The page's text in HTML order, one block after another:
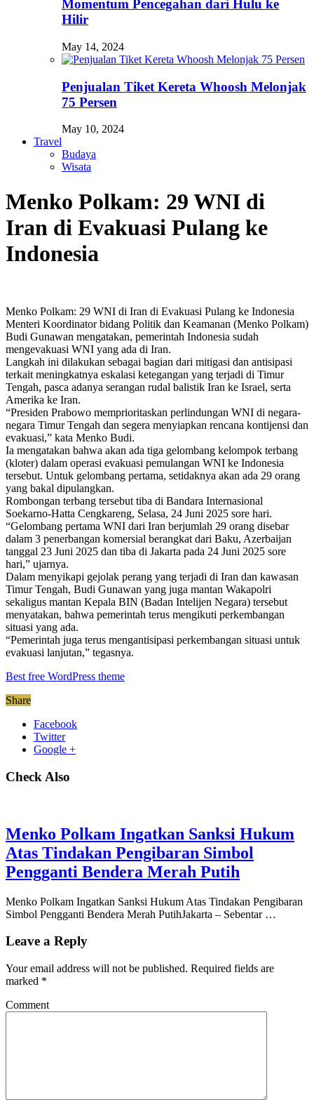
Momentum Pencegahan dari Hulu ke
Hilir
May 14, 2024
Penjualan Tiket Kereta Whoosh Melonjak
75 Persen
May 10, 2024
Travel
Budaya
Wisata
Menko Polkam: 29 WNI di
Iran di Evakuasi Pulang ke
Indonesia
Menko Polkam: 29 WNI di Iran di Evakuasi Pulang ke Indonesia
Menteri Koordinator bidang Politik dan Keamanan (Menko Polkam)
Budi Gunawan mengatakan, pemerintah Indonesia sudah
mengevakuasi WNI yang ada di Iran.
Langkah ini dilakukan sebagai bagian dari mitigasi dan antisipasi
terkait meningkatnya eskalasi ketegangan yang terjadi di Timur
Tengah, pasca adanya serangan rudal balistik Iran ke Israel, serta
Amerika ke Iran.
“Presiden Prabowo memprioritaskan perlindungan WNI di negara-
negara Timur Tengah dan segera menyiapkan rencana kontijensi dan
evakuasi,” kata Menko Budi.
Ia mengatakan bahwa akan ada tiga gelombang kelompok terbang
(kloter) dalam operasi evakuasi pemulangan WNI ke Indonesia
tersebut. Untuk gelombang pertama, setidaknya akan ada 29 orang
yang bakal dipulangkan.
Rombongan terbang tersebut tiba di Bandara Internasional
Soekarno-Hatta Cengkareng, Selasa, 24 Juni 2025 sore hari.
“Gelombang pertama WNI dari Iran berjumlah 29 orang disebar
dalam 3 penerbangan komersial berangkat dari Baku, Azerbaijan
tanggal 23 Juni 2025 dan tiba di Jakarta pada 24 Juni 2025 sore
hari,” ujarnya.
Dalam menyikapi gejolak perang yang terjadi di Iran dan kawasan
Timur Tengah, Budi Gunawan yang juga mantan Wakapolri
sekaligus mantan Kepala BIN (Badan Intelijen Negara) tersebut
menyatakan, bahwa pemerintah terus mengikuti perkembangan
situasi yang ada.
“Pemerintah juga terus mengantisipasi perkembangan situasi untuk
evakuasi lanjutan,” tegasnya.
Best free WordPress theme
Share
Facebook
Twitter
Google +
Check Also
Menko Polkam Ingatkan Sanksi Hukum
Atas Tindakan Pengibaran Simbol
Pengganti Bendera Merah Putih
Menko Polkam Ingatkan Sanksi Hukum Atas Tindakan Pengibaran
Simbol Pengganti Bendera Merah PutihJakarta – Sebentar …
Leave a Reply
Your email address will not be published. Required fields are
marked *
Comment